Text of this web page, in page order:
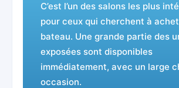
C’est l’un des salons les plus
pour ceux qui cherchent à
bateau. Une grande partie des
exposées sont disponibles
immédiatement, avec un large
occasion.